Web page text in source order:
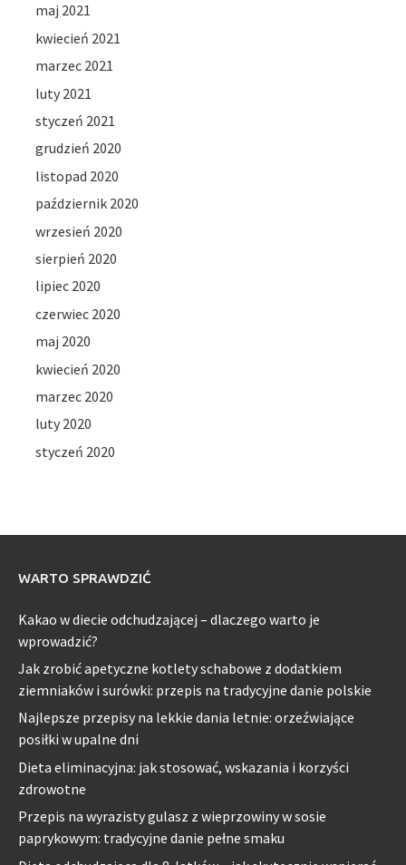
maj 2021
kwiecień 2021
marzec 2021
luty 2021
styczeń 2021
grudzień 2020
listopad 2020
październik 2020
wrzesień 2020
sierpień 2020
lipiec 2020
czerwiec 2020
maj 2020
kwiecień 2020
marzec 2020
luty 2020
styczeń 2020
WARTO SPRAWDZIĆ
Kakao w diecie odchudzającej – dlaczego warto je
wprowadzić?
Jak zrobić apetyczne kotlety schabowe z dodatkiem
ziemniaków i surówki: przepis na tradycyjne danie polskie
Najlepsze przepisy na lekkie dania letnie: orzeźwiające
posiłki w upalne dni
Dieta eliminacyjna: jak stosować, wskazania i korzyści
zdrowotne
Przepis na wyrazisty gulasz z wieprzowiny w sosie
paprykowym: tradycyjne danie pełne smaku